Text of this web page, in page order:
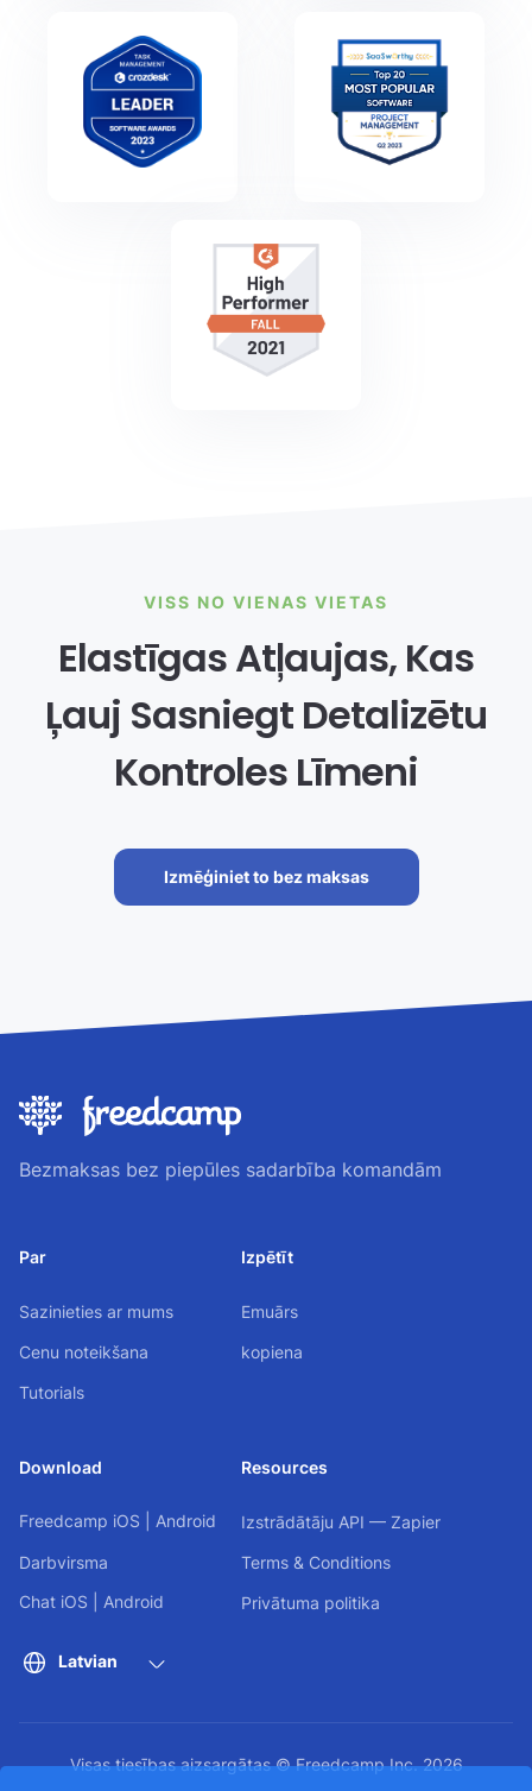
VISS NO VIENAS VIETAS
Elastīgas Atļaujas, Kas
Ļauj Sasniegt Detalizētu
Kontroles Līmeni
Izmēģiniet to bez maksas
Bezmaksas bez piepūles sadarbība komandām
Par
Sazinieties ar mums
Cenu noteikšana
Tutorials
Izpētīt
Emuārs
kopiena
Download
Freedcamp iOS Android
Darbvirsma
Chat iOS Android
Resources
Izstrādātāju API — Zapier
Terms & Conditions
Privātuma politika
Visas tiesības aizsargātas © Freedcamp Inc. 2026
Latvian